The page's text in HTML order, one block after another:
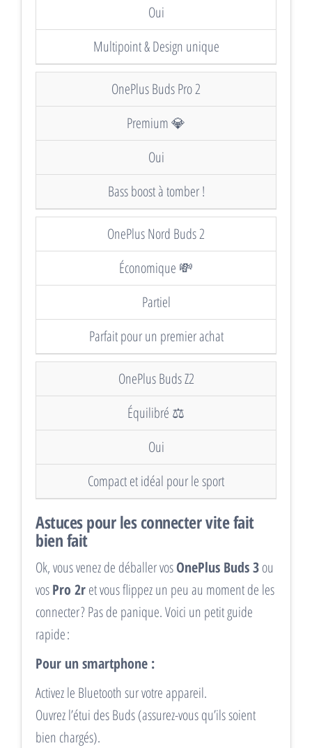
Oui
Multipoint & Design unique
OnePlus Buds Pro 2
Premium 💎
Oui
Bass boost à tomber !
OnePlus Nord Buds 2
Économique 💸
Partiel
Parfait pour un premier achat
OnePlus Buds Z2
Équilibré ⚖️
Oui
Compact et idéal pour le sport
Astuces pour les connecter vite fait
bien fait
Ok, vous venez de déballer vosOnePlus Buds 3ou
vosPro 2ret vous flippez un peu au moment de les
connecter ? Pas de panique. Voici un petit guide
rapide :
Pour un smartphone :
Activez le Bluetooth sur votre appareil.
Ouvrez l’étui des Buds (assurez-vous qu’ils soient
bien chargés).